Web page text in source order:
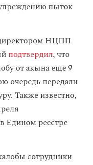
пыток
НЦПП
подтвердил, что
от акына еще 9
очередь передали
Также известно,
Едином реестре
сотрудники